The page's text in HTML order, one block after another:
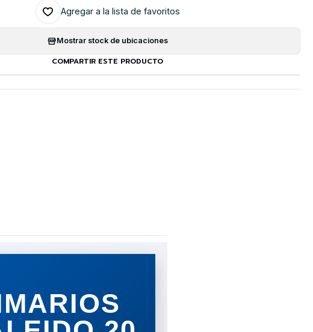
Agregar a la lista de favoritos
Mostrar stock de ubicaciones
COMPARTIR ESTE PRODUCTO